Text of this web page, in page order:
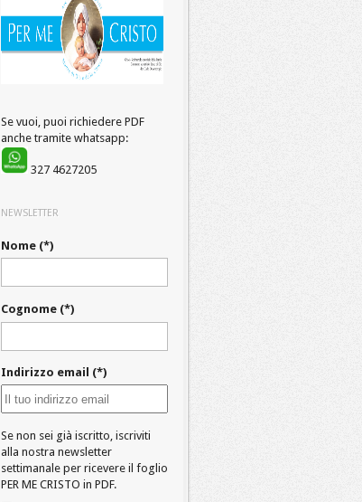
Se vuoi, puoi richiedere PDF
anche tramite whatsapp:
327 4627205
NEWSLETTER
Nome (*)
Cognome (*)
Indirizzo email (*)
Se non sei già iscritto, iscriviti
alla nostra newsletter
settimanale per ricevere il foglio
PER ME CRISTO in PDF.